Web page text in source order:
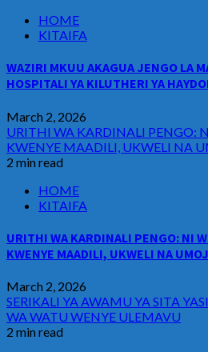
HOME
KITAIFA
WAZIRI MKUU AKAGUA JENGO LA
HOSPITALI YA KILUTHERI YA
March 2, 2026
URITHI WA KARDINALI PENGO:
KWENYE MAADILI, UKWELI NA
2 min read
HOME
KITAIFA
URITHI WA KARDINALI PENGO: NI
KWENYE MAADILI, UKWELI NA
March 2, 2026
SERIKALI YA AWAMU YA SITA
WA WATU WENYE ULEMAVU
2 min read